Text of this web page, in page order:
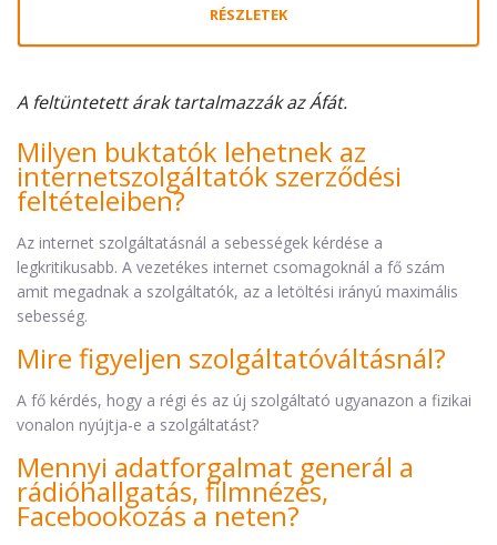
RÉSZLETEK
A feltüntetett árak tartalmazzák az Áfát.
Milyen buktatók lehetnek az
internetszolgáltatók szerződési
feltételeiben?
Az internet szolgáltatásnál a sebességek kérdése a
legkritikusabb. A vezetékes internet csomagoknál a fő szám
amit megadnak a szolgáltatók, az a letöltési irányú maximális
sebesség.
Mire figyeljen szolgáltatóváltásnál?
A fő kérdés, hogy a régi és az új szolgáltató ugyanazon a fizikai
vonalon nyújtja-e a szolgáltatást?
Mennyi adatforgalmat generál a
rádióhallgatás, filmnézés,
Facebookozás a neten?